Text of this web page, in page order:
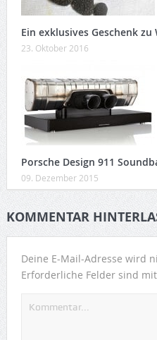
Ein exklusives Geschenk zu
23. Oktober 2016
Porsche Design 911
09. Dezember 2015
KOMMENTAR
Deine E-Mail-Adresse wird
Erforderliche Felder sind mit